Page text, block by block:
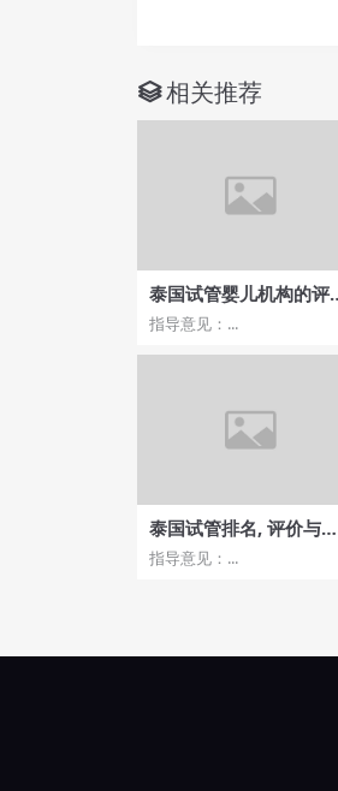
相关推荐
泰国试管婴儿机构的评
价，哪家口碑最佳？
指导意见：...
泰国试管排名, 评价与反
馈的重要性
指导意见：...